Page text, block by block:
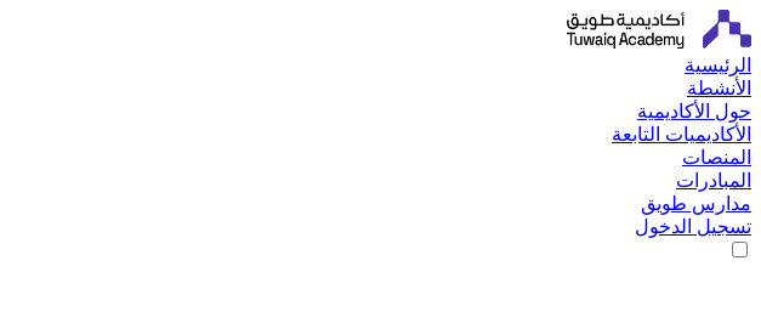
الرئيسية
الأنشطة
حول الأكاديمية
الأكاديميات التابعة
المنصات
المبادرات
مدارس طويق
تسجيل الدخول